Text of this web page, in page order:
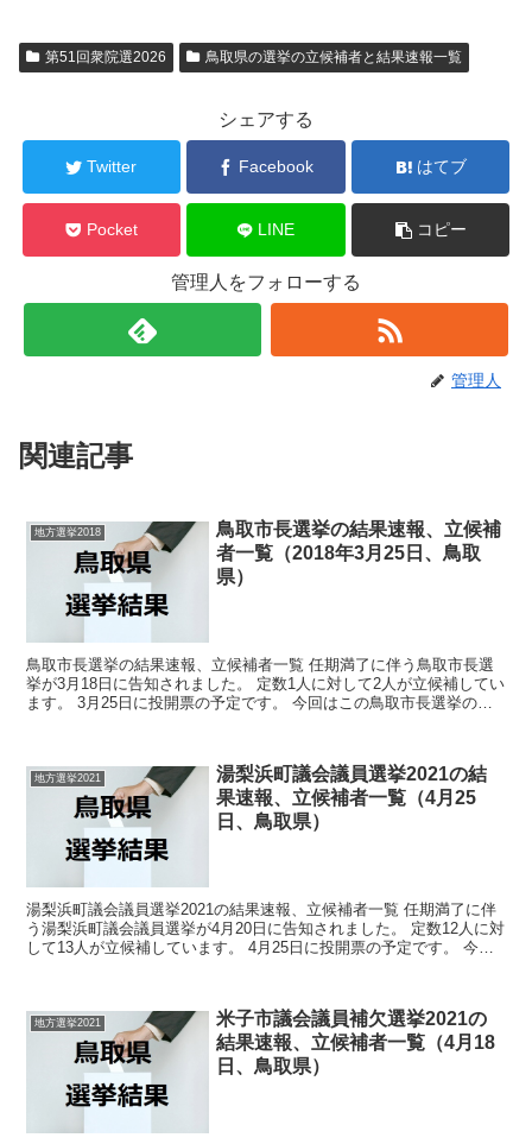
第51回衆院選2026 鳥取県の選挙の立候補者と結果速報一覧
シェアする
Twitter Facebook はてブ
Pocket LINE コピー
管理人をフォローする
管理人
関連記事
地方選挙2018
鳥取市長選挙の結果速報、立候補
者一覧（2018年3月25日、鳥取
県）
鳥取市長選挙の結果速報、立候補者一覧 任期満了に伴う鳥取市長選
挙が3月18日に告知されました。 定数1人に対して2人が立候補してい
ます。 3月25日に投開票の予定です。 今回はこの鳥取市長選挙の関
地方選挙2021
湯梨浜町議会議員選挙2021の結
果速報、立候補者一覧（4月25
日、鳥取県）
湯梨浜町議会議員選挙2021の結果速報、立候補者一覧 任期満了に伴
う湯梨浜町議会議員選挙が4月20日に告知されました。 定数12人に対
して13人が立候補しています。 4月25日に投開票の予定です。 今回
地方選挙2021
米子市議会議員補欠選挙2021の
結果速報、立候補者一覧（4月18
日、鳥取県）